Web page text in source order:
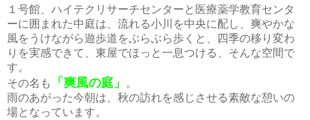
１号館、ハイテクリサーチセンターと医療薬学教育センタ
ーに囲まれた中庭は、流れる小川を中央に配し、爽やかな
風をうけながら遊歩道をぶらぶら歩くと、四季の移り変わ
りを実感できて、東屋でほっと一息つける、そんな空間で
す。
その名も 「爽風の庭」 。
雨のあがった今朝は、秋の訪れを感じさせる素敵な憩いの
場となっています。